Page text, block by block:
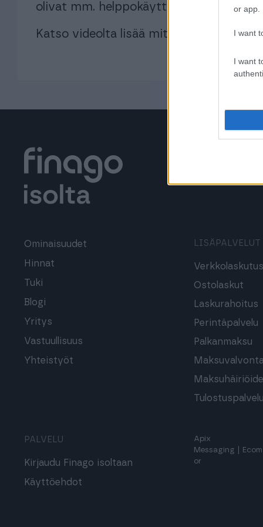
or app.
I want
I want
olivat mm. helppokäyttöisyys,
Katso videolta lisää mitä Sähkö Lux
Ominaisuudet
Hinnat
Tuki
Blogi
Yritys
Vastuullisuus
Yhteistyöt
LISÄPALVELUT
Verkkolaskutus
Ostolaskut
Laskurahoitus
Perintäpalvelu
Palkanmaksu
Tulostuspalvelu
PALVELU
Kirjaudu Finago isoltaan
Käyttöehdot
Apix
Messaging
Ecom
or